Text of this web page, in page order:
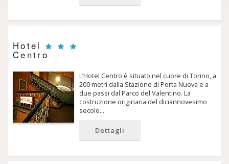
Hotel
Centro
L’Hotel Centro è situato nel cuore di Torino, a
200 metri dalla Stazione di Porta Nuova e a
due passi dal Parco del Valentino. La
costruzione originaria del diciannovesimo
secolo…
Dettagli